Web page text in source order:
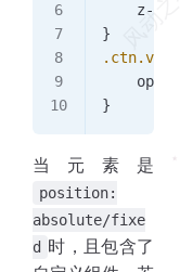
z-
}
}
当元素是
position:
absolute/fixe
d 时，且包含了